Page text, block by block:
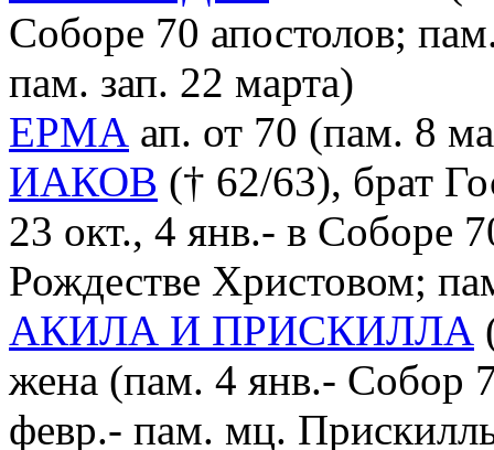
Соборе 70 апостолов;
пам. зап. 22 марта)
ЕРМА ап. от 70 (пам. 8
ИАКОВ († 62/63), брат
23 окт., 4 янв.- в Соборе
Рождестве Христовом;
АКИЛА И ПРИСКИЛЛА
жена (пам. 4 янв.- Собор
февр.- пам. мц.